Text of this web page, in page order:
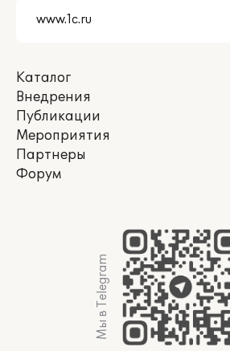
Каталог
Внедрения
Публикации
Мероприятия
Партнеры
Форум
Мы в Telegram